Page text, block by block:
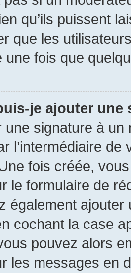
qu’ils puissent
que les
une fois que
je ajouter une
une signature à un
l’intermédiaire
Une fois créée,
le formulaire de
également
cochant la case
pouvez alors
les messages en